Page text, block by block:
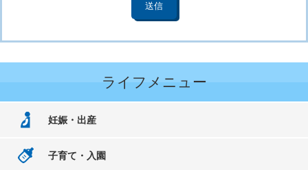
ライフメニュー
妊娠・出産
子育て・入園